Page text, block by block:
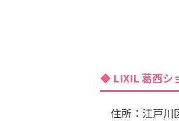
LIXIL 葛西シ
住所：江戸川